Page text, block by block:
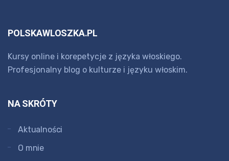
POLSKAWLOSZKA.PL
Kursy online i korepetycje z języka włoskiego.
Profesjonalny blog o kulturze i języku włoskim.
NA SKRÓTY
Aktualności
O mnie